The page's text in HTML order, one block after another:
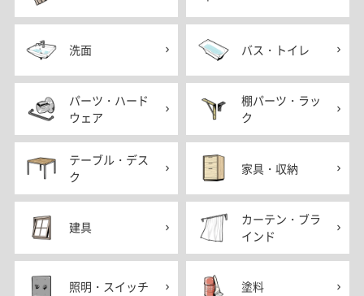
洗面 バス・トイレ
パーツ・ハード
ウェア
棚パーツ・ラッ
ク
テーブル・デス
ク
家具・収納
建具
カーテン・ブラ
インド
照明・スイッチ 塗料